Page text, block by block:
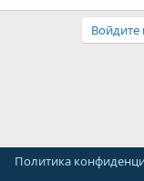
Войдите
Политика